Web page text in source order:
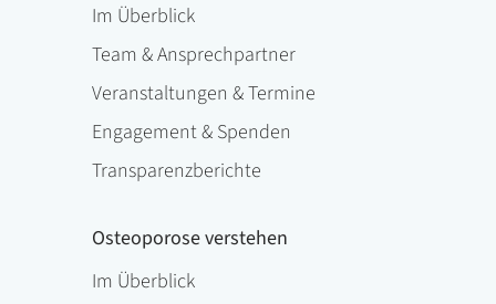
Im Überblick
Team & Ansprechpartner
Veranstaltungen & Termine
Engagement & Spenden
Transparenzberichte
Osteoporose verstehen
Im Überblick